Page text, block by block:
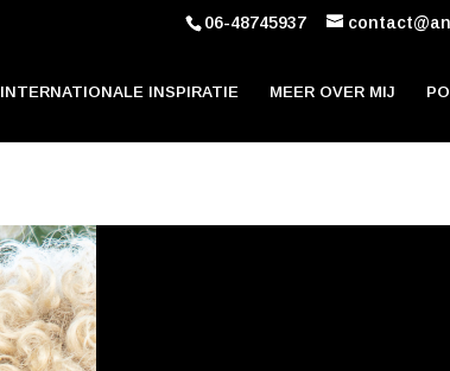
06-48745937
INTERNATIONALE INSPIRATIE MEER OVER MIJ